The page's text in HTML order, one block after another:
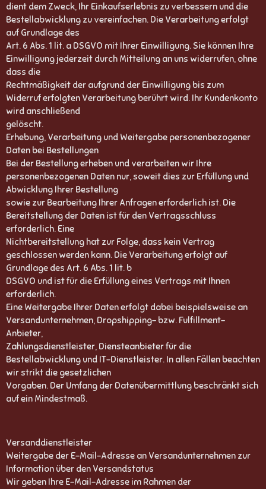
dient dem Zweck, Ihr Einkaufserlebnis zu verbessern und die
Bestellabwicklung zu vereinfachen. Die Verarbeitung erfolgt
auf Grundlage des
Art. 6 Abs. 1 lit. a DSGVO mit Ihrer Einwilligung. Sie können Ihre
Einwilligung jederzeit durch Mitteilung an uns widerrufen, ohne
dass die
Rechtmäßigkeit der aufgrund der Einwilligung bis zum
Widerruf erfolgten Verarbeitung berührt wird. Ihr Kundenkonto
wird anschließend
gelöscht.
Erhebung, Verarbeitung und Weitergabe personenbezogener
Daten bei Bestellungen
Bei der Bestellung erheben und verarbeiten wir Ihre
personenbezogenen Daten nur, soweit dies zur Erfüllung und
Abwicklung Ihrer Bestellung
sowie zur Bearbeitung Ihrer Anfragen erforderlich ist. Die
Bereitstellung der Daten ist für den Vertragsschluss
erforderlich. Eine
Nichtbereitstellung hat zur Folge, dass kein Vertrag
geschlossen werden kann. Die Verarbeitung erfolgt auf
Grundlage des Art. 6 Abs. 1 lit. b
DSGVO und ist für die Erfüllung eines Vertrags mit Ihnen
erforderlich.
Eine Weitergabe Ihrer Daten erfolgt dabei beispielsweise an
Versandunternehmen, Dropshipping- bzw. Fulfillment-
Anbieter,
Zahlungsdienstleister, Diensteanbieter für die
Bestellabwicklung und IT-Dienstleister. In allen Fällen beachten
wir strikt die gesetzlichen
Vorgaben. Der Umfang der Datenübermittlung beschränkt sich
auf ein Mindestmaß.
Versanddienstleister
Weitergabe der E-Mail-Adresse an Versandunternehmen zur
Information über den Versandstatus
Wir geben Ihre E-Mail-Adresse im Rahmen der